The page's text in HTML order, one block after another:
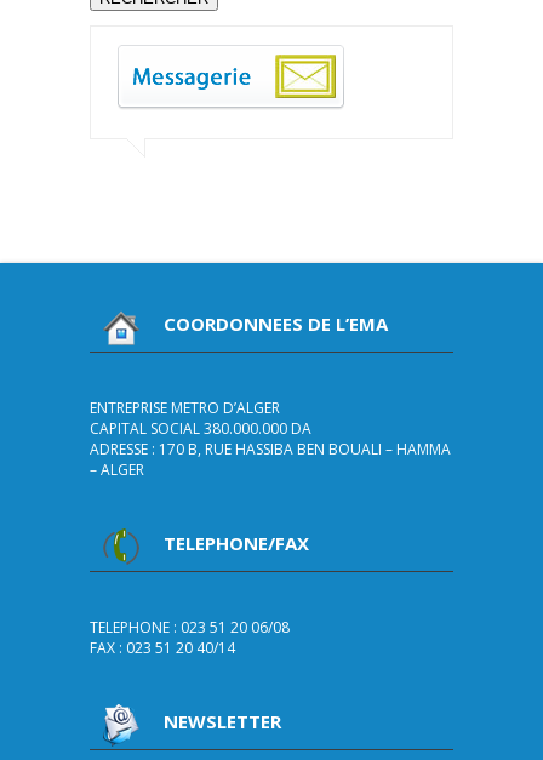
COORDONNEES DE L’EMA
ENTREPRISE METRO D’ALGER
CAPITAL SOCIAL 380.000.000 DA
ADRESSE : 170 B, RUE HASSIBA BEN BOUALI – HAMMA
– ALGER
TELEPHONE/FAX
TELEPHONE : 023 51 20 06/08
FAX : 023 51 20 40/14
NEWSLETTER